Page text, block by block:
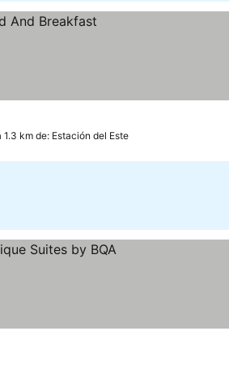
1.3 km de: Estación del Este